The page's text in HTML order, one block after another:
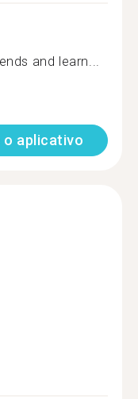
and learn...
o aplicativo